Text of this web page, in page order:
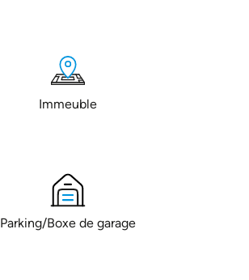
Immeuble
Parking/Boxe de garage